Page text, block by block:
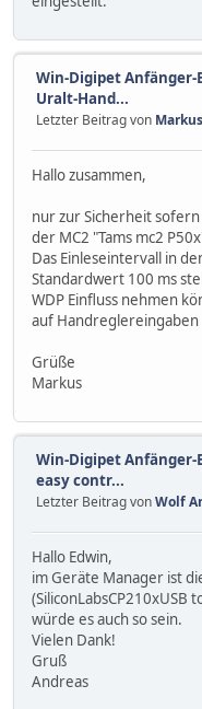
Win-Digipet Anfänger-
Uralt-Hand...
Letzter Beitrag von
Hallo zusammen,
nur zur Sicherheit
der MC2 "Tams mc2
Das Einleseintervall in
Standardwert 100 ms
WDP Einfluss nehmen
auf Handreglereingaben
Grüße
Markus
Win-Digipet Anfänger-
easy contr...
Letzter Beitrag vonWolf
Hallo Edwin,
im Geräte Manager ist
(SiliconLabsCP210xUSB
würde es auch so sein.
Vielen Dank!
Gruß
Andreas